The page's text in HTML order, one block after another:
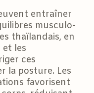
entraîner
musculo-
thaïlandais, en
les
ces
la posture. Les
favorisent